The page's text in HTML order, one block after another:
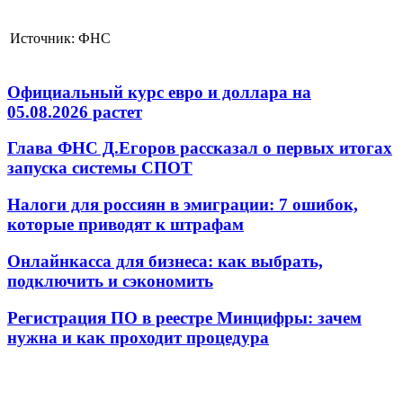
Источник: ФНС
Официальный курс евро и доллара на
05.08.2026 растет
Глава ФНС Д.Егоров рассказал о первых итогах
запуска системы СПОТ
Налоги для россиян в эмиграции: 7 ошибок,
которые приводят к штрафам
Онлайнкасса для бизнеса: как выбрать,
подключить и сэкономить
Регистрация ПО в реестре Минцифры: зачем
нужна и как проходит процедура